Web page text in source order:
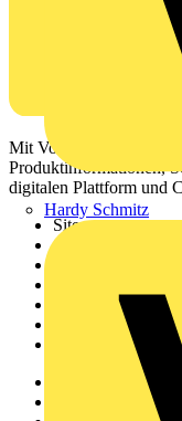
Hardy Schmitz
Mit Voltimum erhalten
Produktinformationen,
digitalen Plattform und
Sitemap
Startseite
Produktsuche
Weitere Links